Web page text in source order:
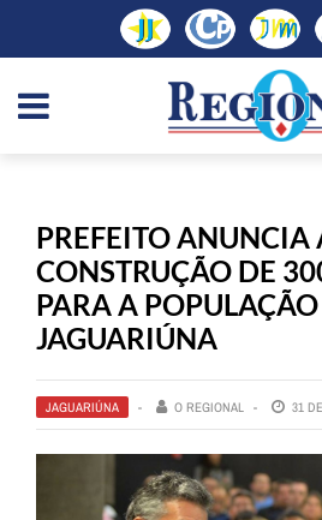
PREFEITO ANUNCIA
CONSTRUÇÃO DE
PARA A
JAGUARIÚNA
JAGUARIÚNA O REGIONAL 31